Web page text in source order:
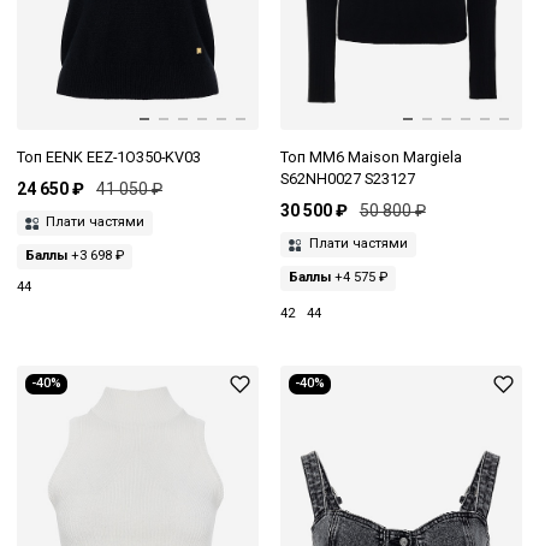
Топ EENK EEZ-1O350-KV03
24 650 ₽ 41 050 ₽
Плати частями
Баллы +3 698 ₽
44
Топ MM6 Maison Margiela
S62NH0027 S23127
30 500 ₽ 50 800 ₽
Плати частями
Баллы+4 575 ₽
42 44
-40% -40%